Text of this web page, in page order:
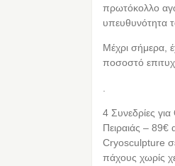
πρωτόκολλο
υπευθυνότητα
Mέχρι σήμερα,
ποσοστό
4 Συνεδρίες
Πειραιάς –
Cryosculpture
πάχους χωρίς